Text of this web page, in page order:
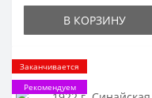
В КОРЗИНУ
Заканчивается
Рекомендуем